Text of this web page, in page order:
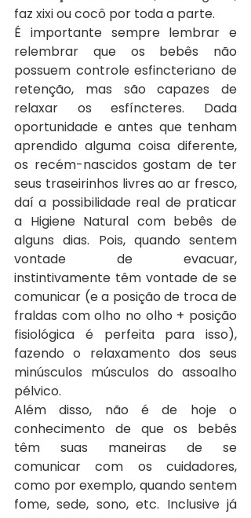
faz xixi ou cocô por toda a parte.
É importante sempre lembrar e
relembrar que os bebês não
possuem controle esfincteriano de
retenção, mas são capazes de
relaxar os esfíncteres. Dada
oportunidade e antes que tenham
aprendido alguma coisa diferente,
os recém-nascidos gostam de ter
seus traseirinhos livres ao ar fresco,
daí a possibilidade real de praticar
a Higiene Natural com bebês de
alguns dias. Pois, quando sentem
vontade de evacuar,
instintivamente têm vontade de se
comunicar (e a posição de troca de
fraldas com olho no olho + posição
fisiológica é perfeita para isso),
fazendo o relaxamento dos seus
minúsculos músculos do assoalho
pélvico.
Além disso, não é de hoje o
conhecimento de que os bebês
têm suas maneiras de se
comunicar com os cuidadores,
como por exemplo, quando sentem
fome, sede, sono, etc. Inclusive já